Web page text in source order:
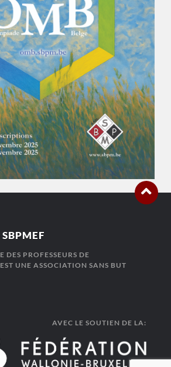
SBPMEF
DES PROFESSEURS DE
UNE ASSOCIATION SANS BUT
AVEC LE SOUTIEN DE LA: